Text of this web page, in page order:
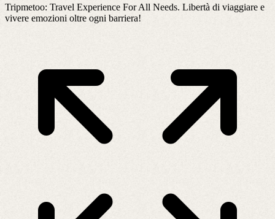
Tripmetoo: Travel Experience For All Needs. Libertà di viaggiare e
vivere emozioni oltre ogni barriera!